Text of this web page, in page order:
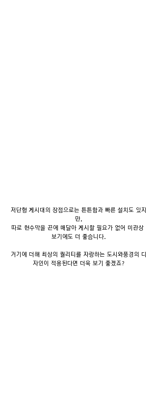
저단형 게시대의 장점으로는 튼튼함과 빠른 설치도 있지
만,
따로 현수막을 끈에 매달아 게시할 필요가 없어 미관상
보기에도 더 좋습니다.
거기에 더해 최상의 퀄리티를 자랑하는 도시와풍경의 디
자인이 적용된다면 더욱 보기 좋겠죠?